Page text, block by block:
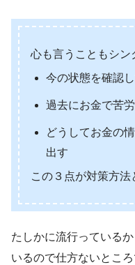
心も言うこともシン
今の状態を確認
過去にお金で苦
どうしてお金の
出す
この３点が対策方法
たしかに流行っている
いるので仕方ないとこ